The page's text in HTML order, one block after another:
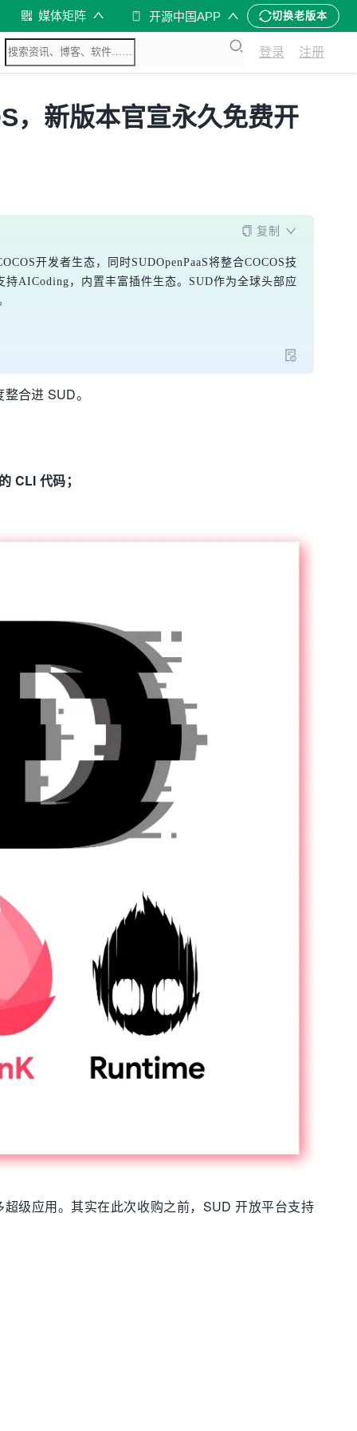
媒体矩阵 开源中国APP 切换老版本
登录 注册
，新版本官宣永久免费开
复制
开发者生态，同时SUDOpenPaaS将整合COCOS技
AICoding，内置丰富插件生态。SUD作为全球头部应
合进 SUD。
CLI 代码；
级应用。其实在此次收购之前，SUD 开放平台支持